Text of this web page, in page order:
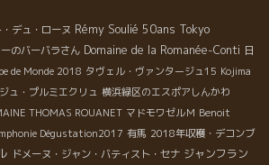
・デュ・ローヌ Rémy Soulié 50ans Tokyo
のバーバラさん Domaine de la Romanée-Conti 日
de Monde 2018 タヴェル・ヴァンタージュ15 Kojima
ュ・プルミエクリュ 横浜緑区のエスポアしんかわ
THOMAS ROUANET マドモワゼルＭ Benoit
Dégustation2017 有馬 2018年収穫・デコンブ
ドメーヌ・ジャン・バティスト・セナ ジャンフラン